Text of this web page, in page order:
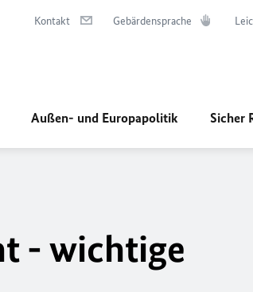
Kontakt Gebärdensprache
Außen- und Europapolitik Sicher
- wichtige